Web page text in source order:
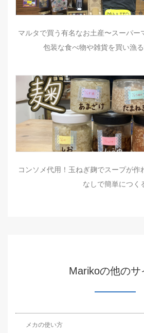
マルタで買う有名なお土産〜スーパー
包装な食べ物や雑貨を買い漁
コンソメ代用！玉ねぎ麹でスープが作
なしで簡単につく
Marikoの他のサ
メカの使い方